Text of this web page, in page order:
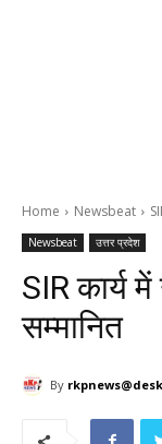
Home Newsbeat
Newsbeat उत्तर प्रदेश
SIR कार्य
सम्मानित
By rkpnews@desk